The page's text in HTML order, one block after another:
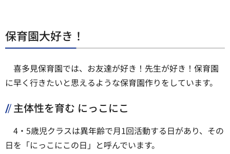
保育園大好き！
喜多見保育園では、お友達が好き！先生が好き！保育園
に早く行きたいと思えるような保育園作りをしています。
主体性を育む にっこにこ
4・5歳児クラスは異年齢で月1回活動する日があり、その
日を「にっこにこの日」と呼んでいます。